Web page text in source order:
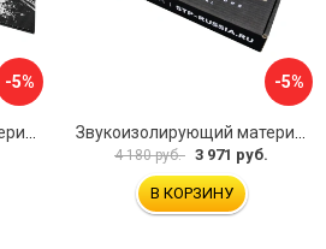
-5%
Звукоизолирующий материал STP Bromo 54253
-5%
Звукоизолирующий материал STP Sonora 54254
4 180 руб. 3 971 руб.
В КОРЗИНУ